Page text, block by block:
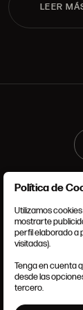
LEER
Política de
Utilizamos
mostrarte
perfil elaborado a
visitadas).
Tenga en cuenta
desde las
tercero.